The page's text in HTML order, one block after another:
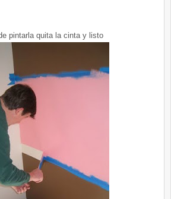
pintarla quita la cinta y listo